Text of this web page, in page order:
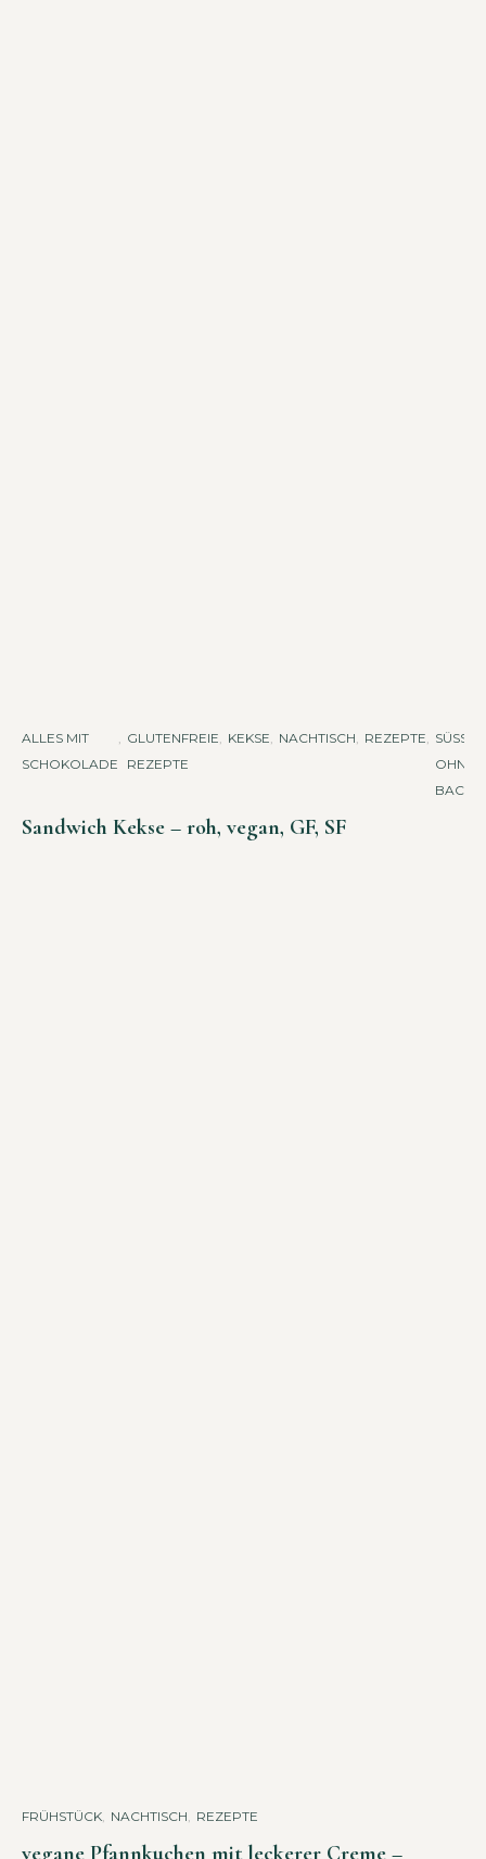
ALLES MIT
SCHOKOLADE
, GLUTENFREIE
REZEPTE
, KEKSE, NACHTISCH, REZEPTE, SÜSSES O
HNE B
ACKEN
Sandwich Kekse – roh, vegan, GF, SF
FRÜHSTÜCK NACHTISCH REZEPTE
vegane Pfannkuchen mit leckerer Creme –